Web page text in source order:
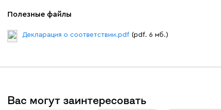
Полезные файлы
Декларация о соответствии.pdf (pdf. 6 мб.)
Вас могут заинтересовать